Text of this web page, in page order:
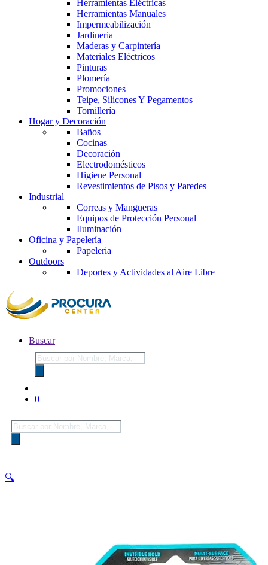
Herramientas Eléctricas
Herramientas Manuales
Impermeabilización
Jardineria
Maderas y Carpintería
Materiales Eléctricos
Pinturas
Plomería
Promociones
Teipe, Silicones Y Pegamentos
Tornillería
Hogar y Decoración
Baños
Cocinas
Decoración
Electrodomésticos
Higiene Personal
Revestimientos de Pisos y Paredes
Industrial
Correas y Mangueras
Equipos de Protección Personal
Iluminación
Oficina y Papelería
Papeleria
Outdoors
Deportes y Actividades al Aire Libre
Buscar
Búsqueda
de
productos
0
Búsqueda
de
productos
🔍